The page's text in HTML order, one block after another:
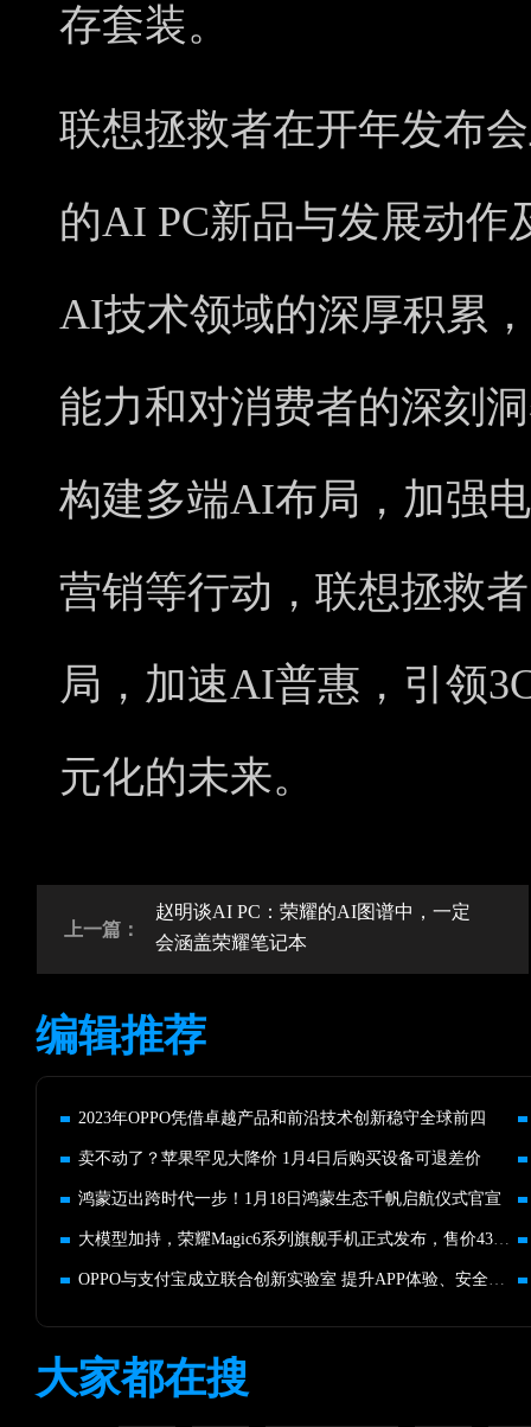
存套装。
联想拯救者在开年发布
的AI PC新品与发展动
AI技术领域的深厚积累
能力和对消费者的深刻
构建多端AI布局，加强
营销等行动，联想拯救
局，加速AI普惠，引领
元化的未来。
上一篇：
赵明谈AI PC：荣耀的AI图谱中，一定
会涵盖荣耀笔记本
编辑推荐
2023年OPPO凭借卓越产品和前沿技术创新稳守全球前四
卖不动了？苹果罕见大降价 1月4日后购买设备可退差价
鸿蒙迈出跨时代一步！1月18日鸿蒙生态千帆启航仪式官宣
大模型加持，荣耀Magic6系列旗舰手机正式发布，售价4399元起
OPPO与支付宝成立联合创新实验室 提升APP体验、安全支付等能力
大家都在搜